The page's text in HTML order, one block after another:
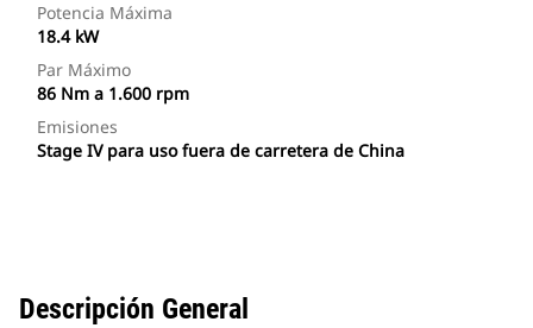
Potencia Máxima
18.4 kW
Par Máximo
86 Nm a 1.600 rpm
Emisiones
Stage IV para uso fuera de carretera de China
Descripción General